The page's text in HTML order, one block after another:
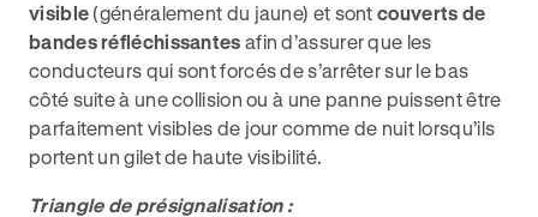
visible (généralement du jaune) et sontcouverts de
bandes réfléchissantes afin d’assurer que les
conducteurs qui sont forcés de s’arrêter sur le bas
côté suite à une collision ou à une panne puissent être
parfaitement visibles de jour comme de nuit lorsqu’ils
portent un gilet de haute visibilité.
Triangle de présignalisation :